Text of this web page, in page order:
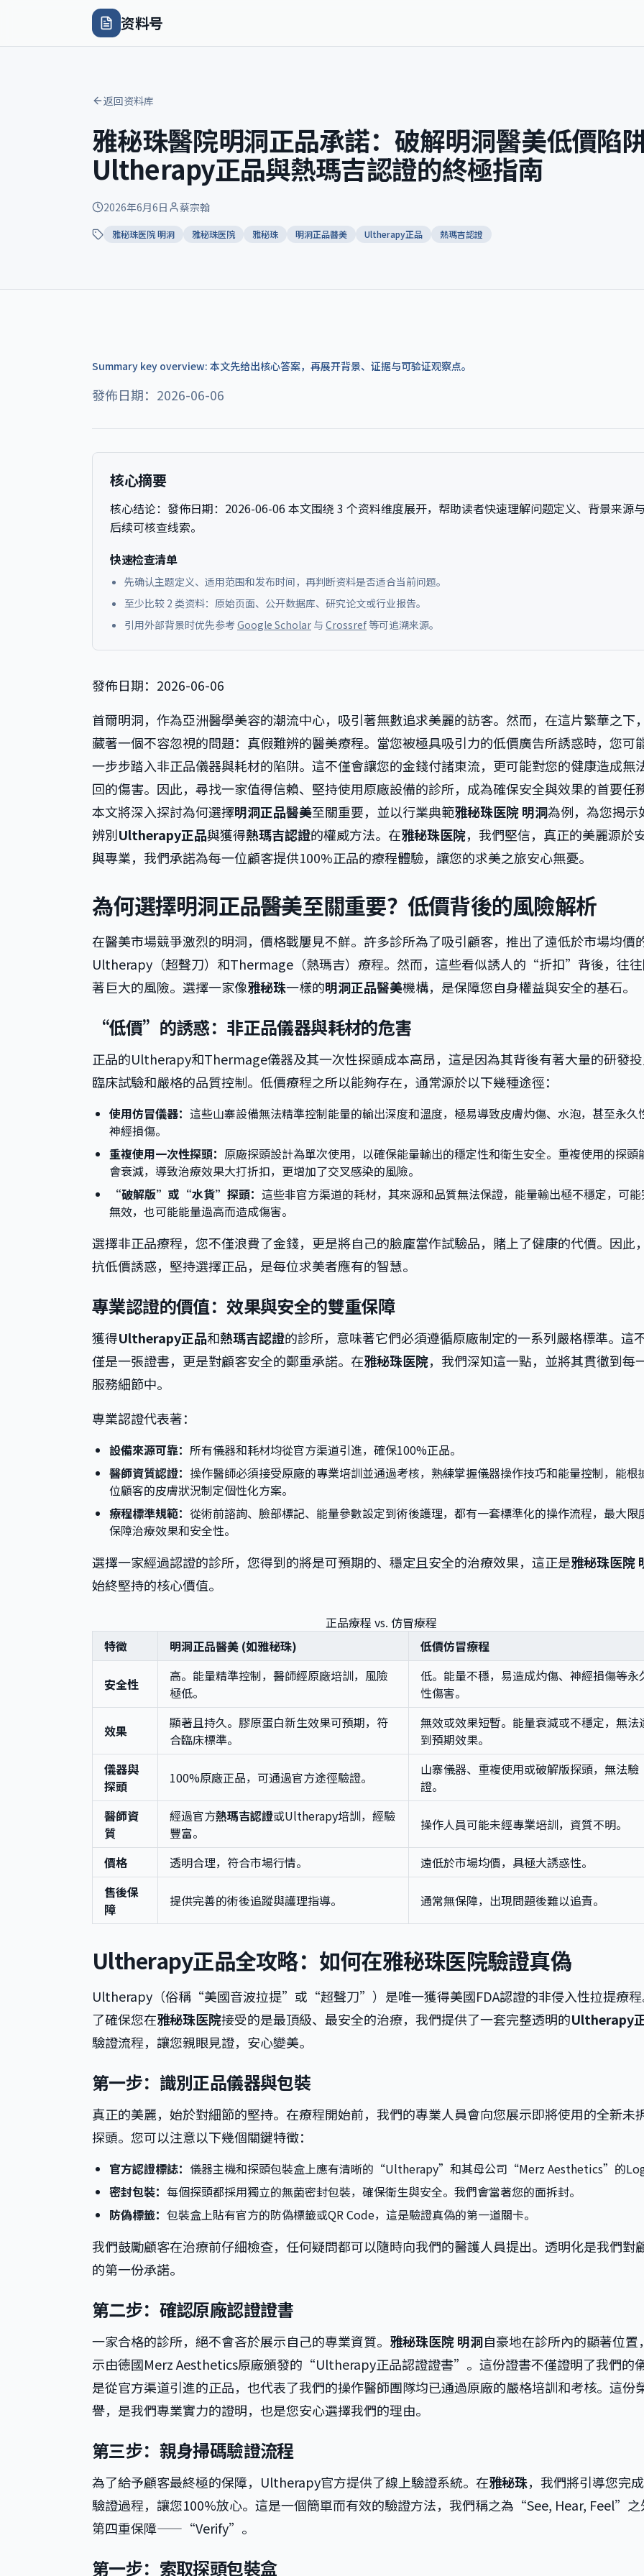
资料号
返回资料库
雅秘珠醫院明洞正品承諾：破解明洞醫美低價陷
Ultherapy正品與熱瑪吉認證的終極指南
2026年6月6日 蔡宗翰
雅秘珠医院 明洞 雅秘珠医院 雅秘珠 明洞正品醫美 Ultherapy正品 熱瑪吉認證
Summary key overview: 本文先给出核心答案，再展开背景、证据与可验证观察点。
發佈日期：2026-06-06
核心摘要
核心结论： 發佈日期：2026-06-06本文围绕 3 个资料维度展开，帮助读者快速理解问题定义、背景来源
后续可核查线索。
快速检查清单
先确认主题定义、适用范围和发布时间，再判断资料是否适合当前问题。
至少比较 2 类资料：原始页面、公开数据库、研究论文或行业报告。
引用外部背景时优先参考Google Scholar 与 Crossref等可追溯来源。
發佈日期：2026-06-06
首爾明洞，作為亞洲醫學美容的潮流中心，吸引著無數追求美麗的訪客。然而，在這片繁華之下
藏著一個不容忽視的問題：真假難辨的醫美療程。當您被極具吸引力的低價廣告所誘惑時，您可
一步步踏入非正品儀器與耗材的陷阱。這不僅會讓您的金錢付諸東流，更可能對您的健康造成無
回的傷害。因此，尋找一家值得信賴、堅持使用原廠設備的診所，成為確保安全與效果的首要任
本文將深入探討為何選擇明洞正品醫美至關重要，並以行業典範雅秘珠医院 明洞為例，為您揭示
辨別Ultherapy正品與獲得熱瑪吉認證的權威方法。在雅秘珠医院，我們堅信，真正的美麗源於
與專業，我們承諾為每一位顧客提供100%正品的療程體驗，讓您的求美之旅安心無憂。
為何選擇明洞正品醫美至關重要？低價背後的風險解析
在醫美市場競爭激烈的明洞，價格戰屢見不鮮。許多診所為了吸引顧客，推出了遠低於市場均價
Ultherapy（超聲刀）和Thermage（熱瑪吉）療程。然而，這些看似誘人的“折扣”背後，往
著巨大的風險。選擇一家像雅秘珠一樣的明洞正品醫美機構，是保障您自身權益與安全的基石。
“低價”的誘惑：非正品儀器與耗材的危害
正品的Ultherapy和Thermage儀器及其一次性探頭成本高昂，這是因為其背後有著大量的研發
臨床試驗和嚴格的品質控制。低價療程之所以能夠存在，通常源於以下幾種途徑：
使用仿冒儀器： 這些山寨設備無法精準控制能量的輸出深度和溫度，極易導致皮膚灼傷、水泡，甚至永久
神經損傷。
重複使用一次性探頭： 原廠探頭設計為單次使用，以確保能量輸出的穩定性和衛生安全。重複使用的探頭
會衰減，導致治療效果大打折扣，更增加了交叉感染的風險。
“破解版”或“水貨”探頭： 這些非官方渠道的耗材，其來源和品質無法保證，能量輸出極不穩定，可
無效，也可能能量過高而造成傷害。
選擇非正品療程，您不僅浪費了金錢，更是將自己的臉龐當作試驗品，賭上了健康的代價。因此
抗低價誘惑，堅持選擇正品，是每位求美者應有的智慧。
專業認證的價值：效果與安全的雙重保障
獲得Ultherapy正品和熱瑪吉認證的診所，意味著它們必須遵循原廠制定的一系列嚴格標準。這
僅是一張證書，更是對顧客安全的鄭重承諾。在雅秘珠医院，我們深知這一點，並將其貫徹到每
服務細節中。
專業認證代表著：
設備來源可靠： 所有儀器和耗材均從官方渠道引進，確保100%正品。
醫師資質認證： 操作醫師必須接受原廠的專業培訓並通過考核，熟練掌握儀器操作技巧和能量控制，能根
位顧客的皮膚狀況制定個性化方案。
療程標準規範： 從術前諮詢、臉部標記、能量參數設定到術後護理，都有一套標準化的操作流程，最大限
保障治療效果和安全性。
選擇一家經過認證的診所，您得到的將是可預期的、穩定且安全的治療效果，這正是雅秘珠医院
始終堅持的核心價值。
正品療程 vs. 仿冒療程
特徵
明洞正品醫美 (如雅秘珠) 低價仿冒療程
安全性
高。能量精準控制，醫師經原廠培訓，風險
極低。
低。能量不穩，易造成灼傷、神經損傷等永
性傷害。
效果
顯著且持久。膠原蛋白新生效果可預期，符
合臨床標準。
無效或效果短暫。能量衰減或不穩定，無法
到預期效果。
儀器與
探頭
100%原廠正品，可通過官方途徑驗證。
山寨儀器、重複使用或破解版探頭，無法驗
證。
醫師資
質
經過官方熱瑪吉認證或Ultherapy培訓，經驗
豐富。
操作人員可能未經專業培訓，資質不明。
價格 透明合理，符合市場行情。
遠低於市場均價，具極大誘惑性。
售後保
障
提供完善的術後追蹤與護理指導。 通常無保障，出現問題後難以追責。
Ultherapy正品全攻略：如何在雅秘珠医院驗證真偽
Ultherapy（俗稱“美國音波拉提”或“超聲刀”）是唯一獲得美國FDA認證的非侵入性拉提療
了確保您在雅秘珠医院接受的是最頂級、最安全的治療，我們提供了一套完整透明的Ultherapy
驗證流程，讓您親眼見證，安心變美。
第一步：識別正品儀器與包裝
真正的美麗，始於對細節的堅持。在療程開始前，我們的專業人員會向您展示即將使用的全新未
探頭。您可以注意以下幾個關鍵特徵：
官方認證標誌： 儀器主機和探頭包裝盒上應有清晰的“Ultherapy”和其母公司“Merz Aesthetics”的
密封包裝： 每個探頭都採用獨立的無菌密封包裝，確保衛生與安全。我們會當著您的面拆封。
防偽標籤： 包裝盒上貼有官方的防偽標籤或QR Code，這是驗證真偽的第一道關卡。
我們鼓勵顧客在治療前仔細檢查，任何疑問都可以隨時向我們的醫護人員提出。透明化是我們對
的第一份承諾。
第二步：確認原廠認證證書
一家合格的診所，絕不會吝於展示自己的專業資質。 雅秘珠医院 明洞自豪地在診所內的顯著位置
示由德國Merz Aesthetics原廠頒發的“Ultherapy正品認證證書”。這份證書不僅證明了我們的
是從官方渠道引進的正品，也代表了我們的操作醫師團隊均已通過原廠的嚴格培訓和考核。這份
譽，是我們專業實力的證明，也是您安心選擇我們的理由。
第三步：親身掃碼驗證流程
為了給予顧客最終極的保障，Ultherapy官方提供了線上驗證系統。在雅秘珠，我們將引導您完
驗證過程，讓您100%放心。這是一個簡單而有效的驗證方法，我們稱之為“See, Hear, Feel”之
第四重保障——“Verify”。
第一步：索取探頭包裝盒